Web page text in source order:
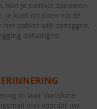
kun je contact opnemen
Je kunt dit doen via de
het pakket wilt opzeggen,
ontvangen.
in voor Vodafone
vlak voordat uw